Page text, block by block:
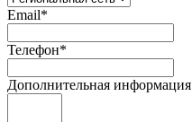
Email*
Телефон*
Дополнительная информация